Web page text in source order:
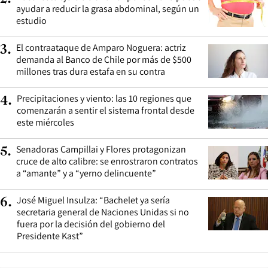
ayudar a reducir la grasa abdominal, según un
estudio
3. El contraataque de Amparo Noguera: actriz
demanda al Banco de Chile por más de $500
millones tras dura estafa en su contra
4. Precipitaciones y viento: las 10 regiones que
comenzarán a sentir el sistema frontal desde
este miércoles
5. Senadoras Campillai y Flores protagonizan
cruce de alto calibre: se enrostraron contratos
a “amante” y a “yerno delincuente”
6. José Miguel Insulza: “Bachelet ya sería
secretaria general de Naciones Unidas si no
fuera por la decisión del gobierno del
Presidente Kast”